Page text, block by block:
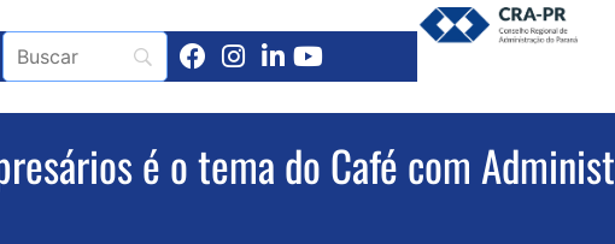
é o tema do Café com